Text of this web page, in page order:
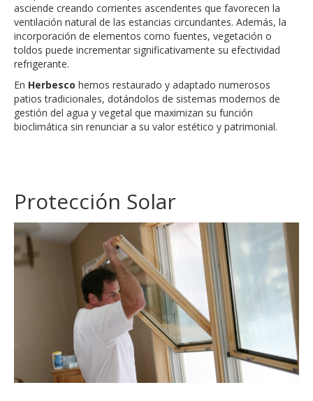
asciende creando corrientes ascendentes que favorecen la
ventilación natural de las estancias circundantes. Además, la
incorporación de elementos como fuentes, vegetación o
toldos puede incrementar significativamente su efectividad
refrigerante.
En Herbesco hemos restaurado y adaptado numerosos
patios tradicionales, dotándolos de sistemas modernos de
gestión del agua y vegetal que maximizan su función
bioclimática sin renunciar a su valor estético y patrimonial.
Protección Solar